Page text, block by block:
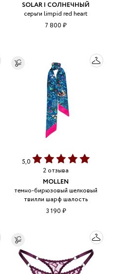
SOLAR | СОЛНЕЧНЫЙ
серьги limpid red heart
7 800 ₽
5,0
2 отзыва
MOLLEN
темно-бирюзовый шелковый
твилли шарф шалость
3 190 ₽